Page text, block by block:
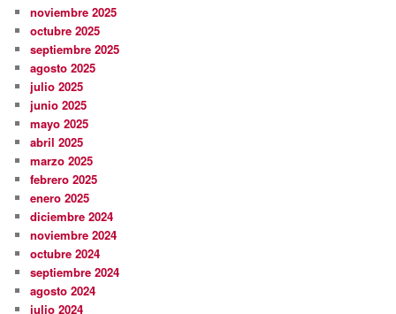
noviembre 2025
octubre 2025
septiembre 2025
agosto 2025
julio 2025
junio 2025
mayo 2025
abril 2025
marzo 2025
febrero 2025
enero 2025
diciembre 2024
noviembre 2024
octubre 2024
septiembre 2024
agosto 2024
julio 2024